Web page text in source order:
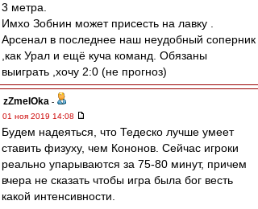
3 метра.
Имхо Зобнин может присесть на лавку .
Арсенал в последнее наш неудобный соперник
,как Урал и ещё куча команд. Обязаны
выиграть ,хочу 2:0 (не прогноз)
zZmeIOka -
01 ноя 2019 14:08
Будем надеяться, что Тедеско лучше умеет
ставить физуху, чем Кононов. Сейчас игроки
реально упарываются за 75-80 минут, причем
вчера не сказать чтобы игра была бог весть
какой интенсивности.